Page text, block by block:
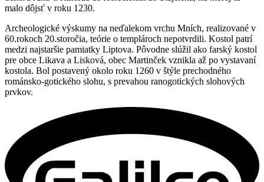
malo dôjsť v roku 1230.
Archeologické výskumy na neďalekom vrchu Mních, realizované v
60.rokoch 20.storočia, teórie o templároch nepotvrdili. Kostol patrí
medzi najstaršie pamiatky Liptova. Pôvodne slúžil ako farský kostol
pre obce Likava a Lisková, obec Martinček vznikla až po vystavaní
kostola. Bol postavený okolo roku 1260 v štýle prechodného
románsko-gotického slohu, s prevahou ranogotických slohových
prvkov.